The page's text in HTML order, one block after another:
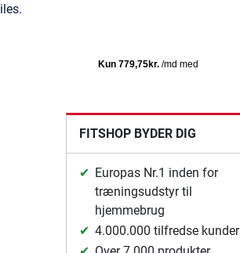
FITSHOP BYDER DIG
Europas Nr.1 inden for
træningsudstyr til
hjemmebrug
4.000.000 tilfredse kunder